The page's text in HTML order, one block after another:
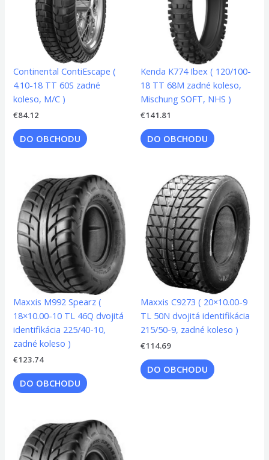
Continental ContiEscape (
4.10-18 TT 60S zadné
koleso, M/C )
€84.12
DO OBCHODU
Kenda K774 Ibex ( 120/100-
18 TT 68M zadné koleso,
Mischung SOFT, NHS )
€141.81
DO OBCHODU
Maxxis M992 Spearz (
18×10.00-10 TL 46Q dvojitá
identifikácia 225/40-10,
zadné koleso )
€123.74
DO OBCHODU
Maxxis C9273 ( 20×10.00-9
TL 50N dvojitá identifikácia
215/50-9, zadné koleso )
€114.69
DO OBCHODU